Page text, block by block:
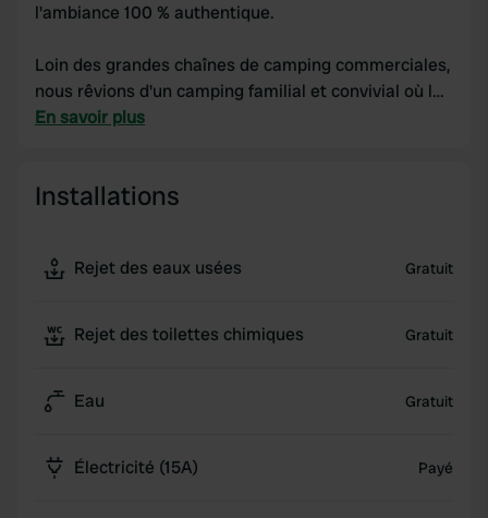
l'ambiance 100 % authentique.
Loin des grandes chaînes de camping commerciales,
nous rêvions d'un camping familial et convivial où le
contact direct avec nos hôtes et une atmosphère
En savoir plus
Installations
Rejet des eaux usées Gratuit
Rejet des toilettes chimiques Gratuit
Eau Gratuit
Électricité (15A) Payé